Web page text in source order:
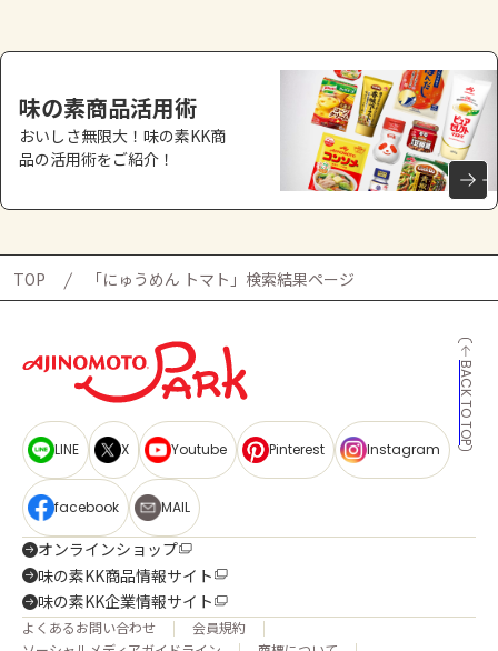
味の素商品活用術
おいしさ無限大！味の素KK商
品の活用術をご紹介！
TOP 「にゅうめん トマト」検索結果ページ
BACK TO TOP
LINE X Youtube Pinterest Instagram
facebook MAIL
オンラインショップ
味の素KK商品情報サイト
味の素KK企業情報サイト
よくあるお問い合わせ
会員規約